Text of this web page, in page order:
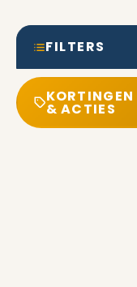
FILTERS
KORTINGEN
& ACTIES